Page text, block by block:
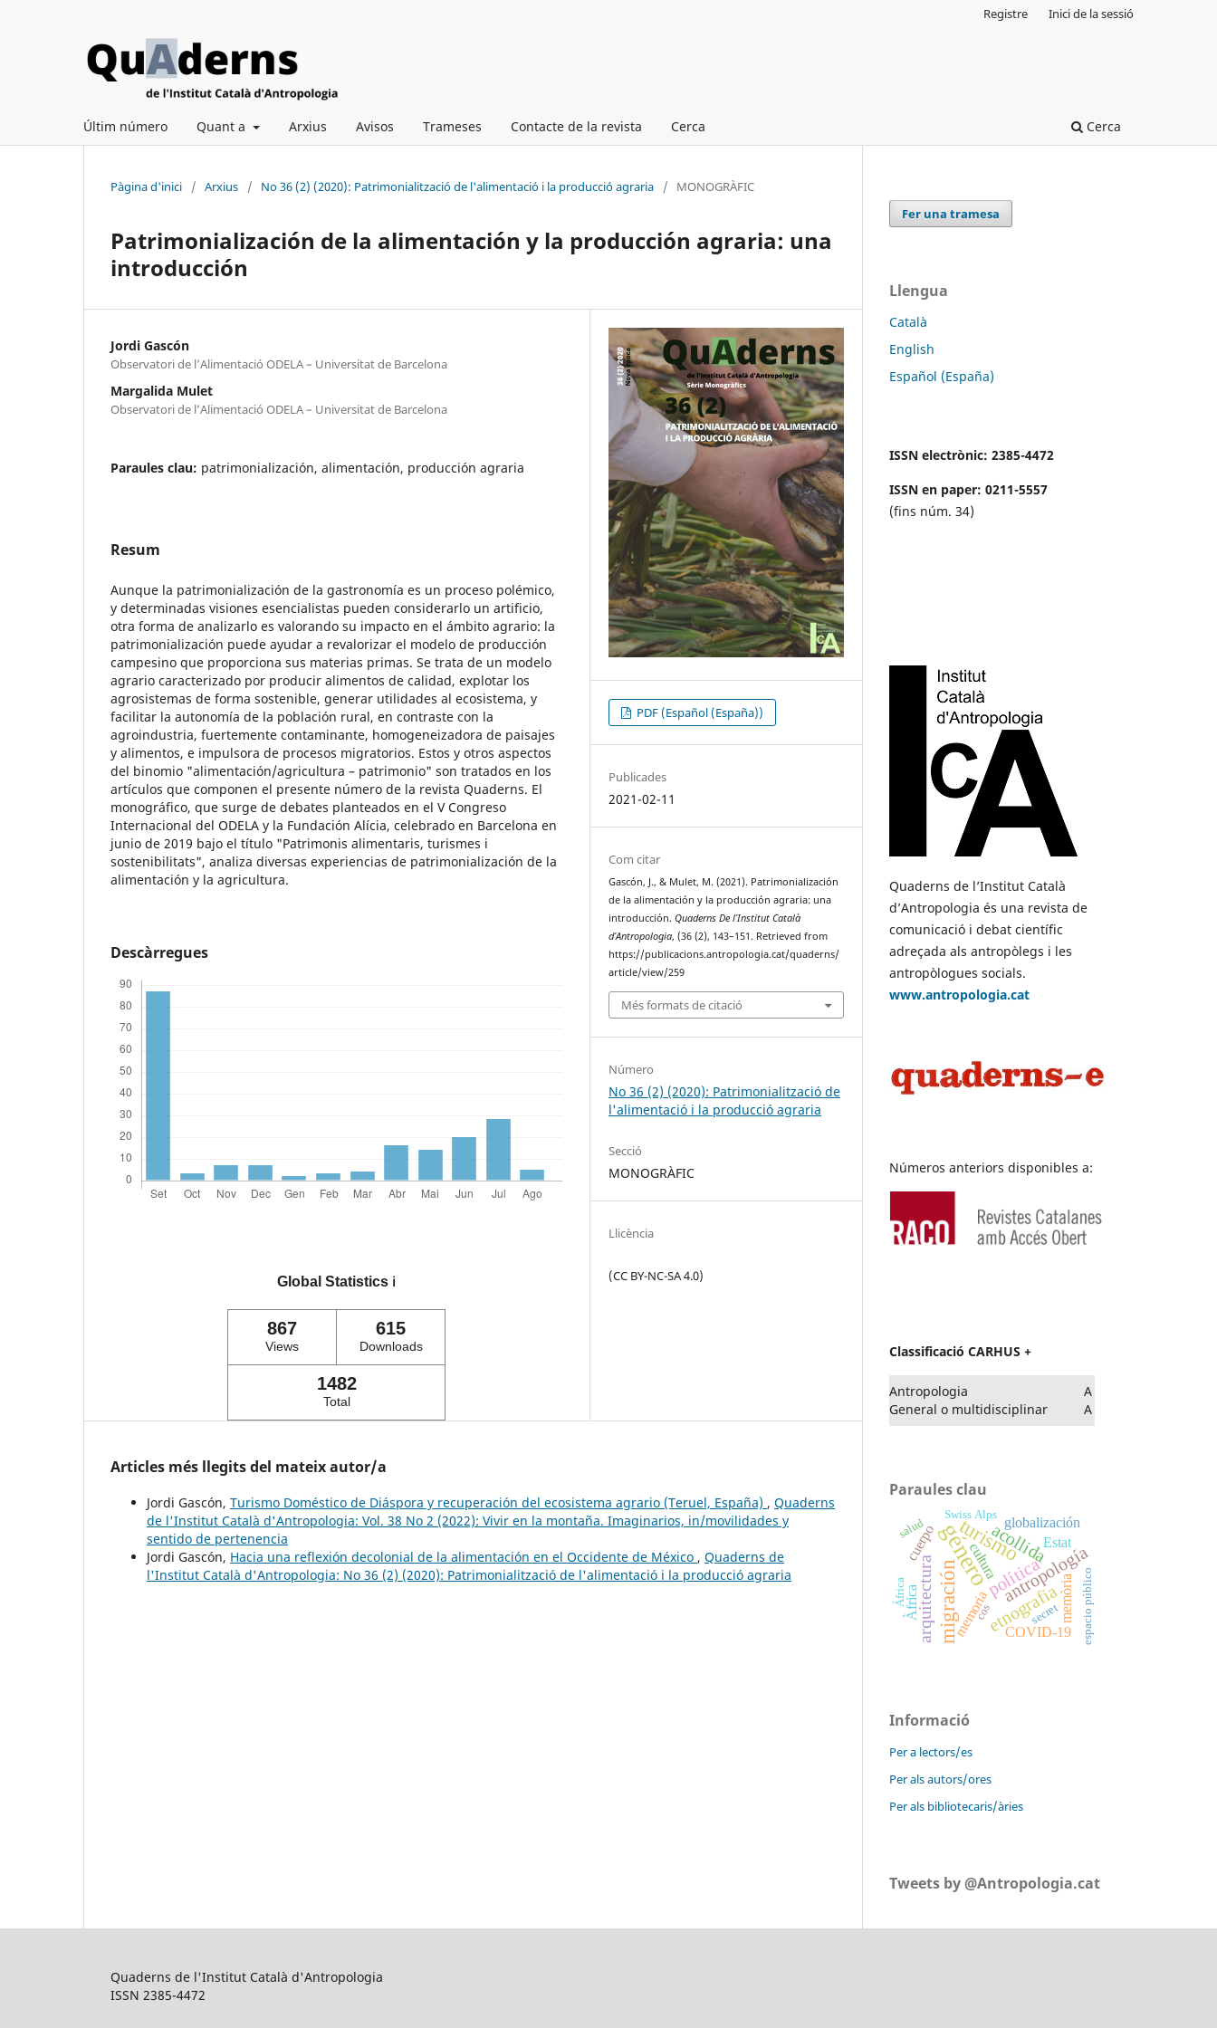
Últim número Quant a Arxius Avisos Trameses Contacte de la revista Cerca Cerca
Registre Inici de la sessió
Pàgina d'inici / Arxius / No 36 (2) (2020): Patrimonialització de l'alimentació i la producció agraria / MONOGRÀFIC
Patrimonialización de la alimentación y la producción agraria: una
introducción
Jordi Gascón
Observatori de l’Alimentació ODELA – Universitat de Barcelona
Margalida Mulet
Observatori de l’Alimentació ODELA – Universitat de Barcelona
Paraules clau: patrimonialización, alimentación, producción agraria
Resum
Aunque la patrimonialización de la gastronomía es un proceso polémico,
y determinadas visiones esencialistas pueden considerarlo un artificio,
otra forma de analizarlo es valorando su impacto en el ámbito agrario: la
patrimonialización puede ayudar a revalorizar el modelo de producción
campesino que proporciona sus materias primas. Se trata de un modelo
agrario caracterizado por producir alimentos de calidad, explotar los
agrosistemas de forma sostenible, generar utilidades al ecosistema, y
facilitar la autonomía de la población rural, en contraste con la
agroindustria, fuertemente contaminante, homogeneizadora de paisajes
y alimentos, e impulsora de procesos migratorios. Estos y otros aspectos
del binomio "alimentación/agricultura – patrimonio" son tratados en los
artículos que componen el presente número de la revista Quaderns. El
monográfico, que surge de debates planteados en el V Congreso
Internacional del ODELA y la Fundación Alícia, celebrado en Barcelona en
junio de 2019 bajo el título "Patrimonis alimentaris, turismes i
sostenibilitats", analiza diversas experiencias de patrimonialización de la
alimentación y la agricultura.
Descàrregues
Global Statistics ℹ️
867
Views
615
Downloads
1482
Total
PDF (Español (España))
Publicades
2021-02-11
Com citar
Gascón, J., & Mulet, M. (2021). Patrimonialización
de la alimentación y la producción agraria: una
introducción.Quaderns De l’Institut Català
d’Antropologia, (36 (2), 143–151. Retrieved from
https://publicacions.antropologia.cat/quaderns/
article/view/259
Més formats de citació
Número
No 36 (2) (2020): Patrimonialització de
l'alimentació i la producció agraria
Secció
MONOGRÀFIC
Llicència
(CC BY-NC-SA 4.0)
Articles més llegits del mateix autor/a
Jordi Gascón, Turismo Doméstico de Diáspora y recuperación del ecosistema agrario (Teruel, España) , Quaderns
de l'Institut Català d'Antropologia: Vol. 38 No 2 (2022): Vivir en la montaña. Imaginarios, in/movilidades y
sentido de pertenencia
Jordi Gascón, Hacia una reflexión decolonial de la alimentación en el Occidente de México , Quaderns de
l'Institut Català d'Antropologia: No 36 (2) (2020): Patrimonialització de l'alimentació i la producció agraria
Fer una tramesa
Llengua
Català
English
Español (España)
ISSN electrònic: 2385-4472
ISSN en paper: 0211-5557
(fins núm. 34)
Quaderns de l’Institut Català
d’Antropologia és una revista de
comunicació i debat científic
adreçada als antropòlegs i les
antropòlogues socials.
www.antropologia.cat
Números anteriors disponibles a:
Classificació CARHUS +
Antropologia
General o multidisciplinar
A
A
Paraules clau
género
migración
turismo
acollida
política
antropología
arquitectura etnografia
cuerpo
memoria
Àfrica memòria
globalización
COVID-19
Estat
cultura
Swiss Alps
cos
África
salud
secret espacio público
Informació
Per a lectors/es
Per als autors/ores
Per als bibliotecaris/àries
Tweets by @Antropologia.cat
Quaderns de l'Institut Català d'Antropologia
ISSN 2385-4472